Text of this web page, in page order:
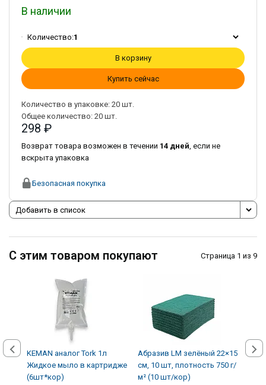
В наличии
Количество:1
В корзину
Купить сейчас
Количество в упаковке: 20 шт.
Общее количество: 20 шт.
298 ₽
Возврат товара возможен в течении 14 дней , если не
вскрыта упаковка
Безопасная покупка
Добавить в список
С этим товаром покупают Страница 1 из 9
KEMAN аналог Tork 1л
Жидкое мыло в картридже
(6шт*кор)
Абразив LM зелёный 22×15
см, 10 шт, плотность 750 г/
м² (10 шт/кор)